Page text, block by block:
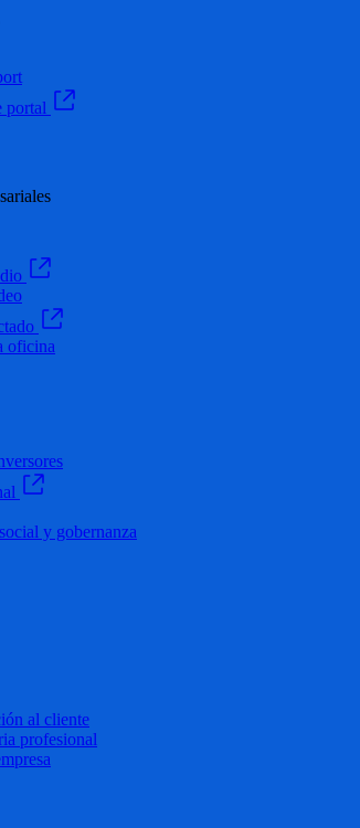
portal
oficina
y gobernanza
al cliente
profesional